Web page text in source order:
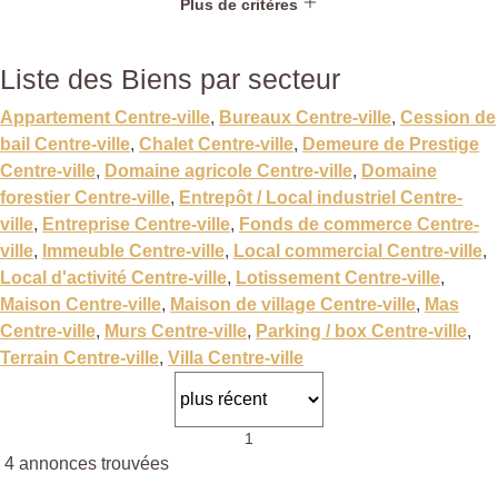
Plus de critères
Liste des Biens par secteur
Appartement Centre-ville, Bureaux Centre-ville, Cession de
bail Centre-ville, Chalet Centre-ville, Demeure de Prestige
Centre-ville, Domaine agricole Centre-ville, Domaine
forestier Centre-ville, Entrepôt / Local industriel Centre-
ville, Entreprise Centre-ville, Fonds de commerce Centre-
ville, Immeuble Centre-ville, Local commercial Centre-ville,
Local d'activité Centre-ville, Lotissement Centre-ville,
Maison Centre-ville, Maison de village Centre-ville, Mas
Centre-ville, Murs Centre-ville, Parking / box Centre-ville,
Terrain Centre-ville, Villa Centre-ville
1
4 annonces trouvées